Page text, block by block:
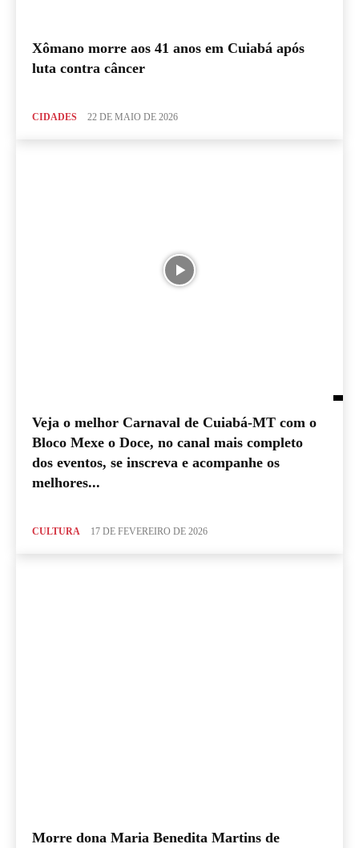
Xômano morre aos 41 anos em Cuiabá após
luta contra câncer
CIDADES 22 DE MAIO DE 2026
Veja o melhor Carnaval de Cuiabá-MT com o
Bloco Mexe o Doce, no canal mais completo
dos eventos, se inscreva e acompanhe os
melhores...
CULTURA 17 DE FEVEREIRO DE 2026
Morre dona Maria Benedita Martins de